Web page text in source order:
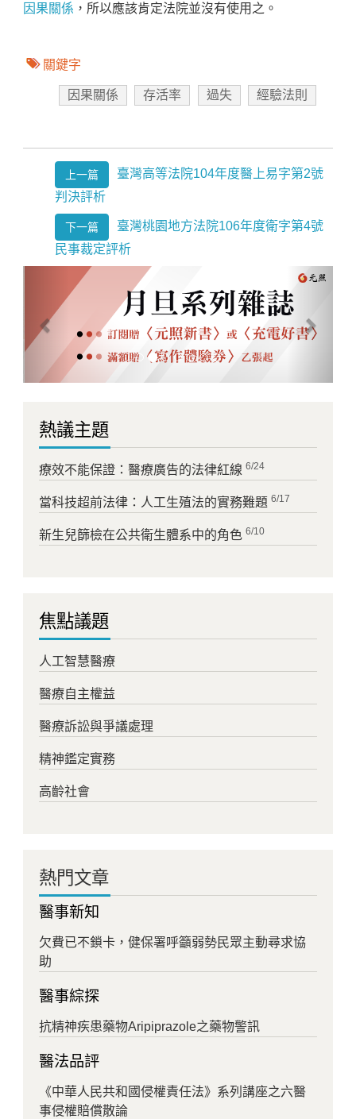
因果關係 ，所以應該肯定法院並沒有使用之。
關鍵字
因果關係 存活率 過失 經驗法則
上一篇
臺灣高等法院104年度醫上易字第2號
判決評析
下一篇
臺灣桃園地方法院106年度衛字第4號
民事裁定評析
Previous Next
熱議主題
療效不能保證：醫療廣告的法律紅線 6/24
當科技超前法律：人工生殖法的實務難題 6/17
新生兒篩檢在公共衛生體系中的角色 6/10
焦點議題
人工智慧醫療
醫療自主權益
醫療訴訟與爭議處理
精神鑑定實務
高齡社會
熱門文章
醫事新知
欠費已不鎖卡，健保署呼籲弱勢民眾主動尋求協
助
醫事綜探
抗精神疾患藥物Aripiprazole之藥物警訊
醫法品評
《中華人民共和國侵權責任法》系列講座之六醫
事侵權賠償散論